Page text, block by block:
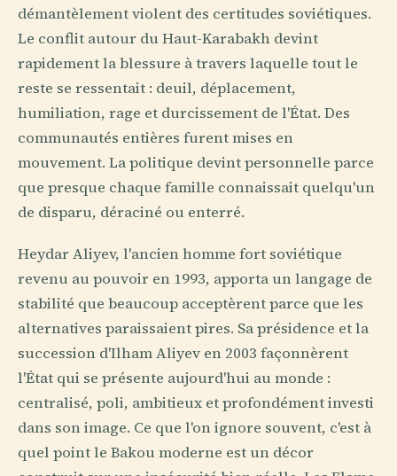
démantèlement violent des certitudes soviétiques.
Le conflit autour du Haut-Karabakh devint
rapidement la blessure à travers laquelle tout le
reste se ressentait : deuil, déplacement,
humiliation, rage et durcissement de l'État. Des
communautés entières furent mises en
mouvement. La politique devint personnelle parce
que presque chaque famille connaissait quelqu'un
de disparu, déraciné ou enterré.
Heydar Aliyev, l'ancien homme fort soviétique
revenu au pouvoir en 1993, apporta un langage de
stabilité que beaucoup acceptèrent parce que les
alternatives paraissaient pires. Sa présidence et la
succession d'Ilham Aliyev en 2003 façonnèrent
l'État qui se présente aujourd'hui au monde :
centralisé, poli, ambitieux et profondément investi
dans son image. Ce que l'on ignore souvent, c'est à
quel point le Bakou moderne est un décor